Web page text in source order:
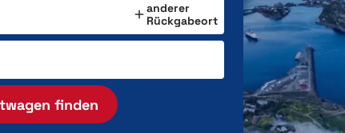
anderer
Rückgabeort
finden